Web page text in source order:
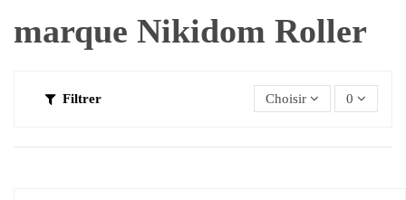
marque Nikidom Roller
Filtrer Choisir 0